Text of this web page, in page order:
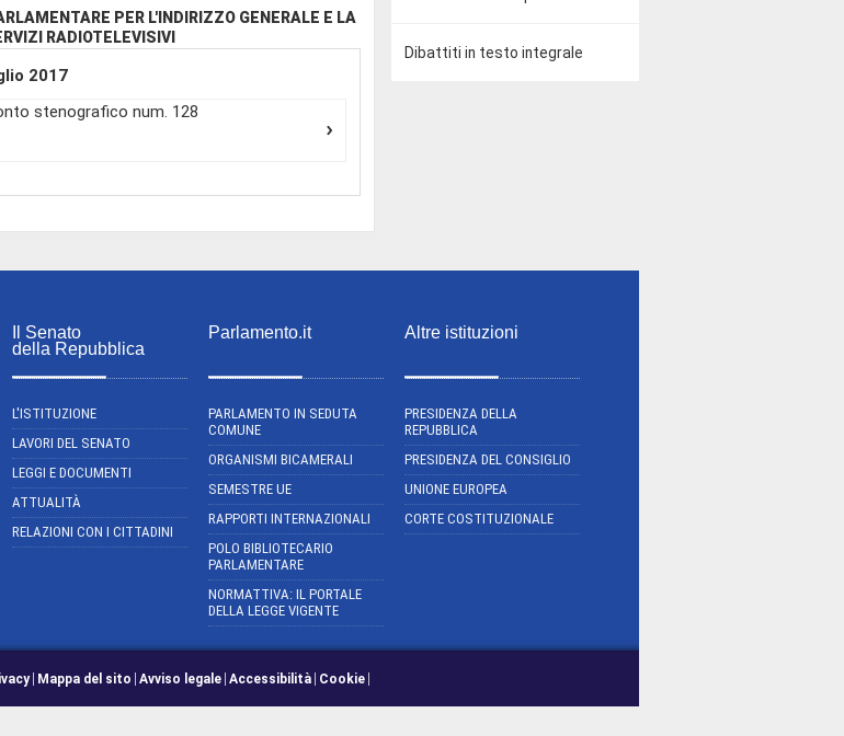
PER L'INDIRIZZO GENERALE E LA
RADIOTELEVISIVI
2017
stenografico num. 128
Dibattiti in testo integrale
Il Senato
della Repubblica
L'ISTITUZIONE
LAVORI DEL SENATO
LEGGI E DOCUMENTI
ATTUALITÀ
RELAZIONI CON I CITTADINI
Parlamento.it
PARLAMENTO IN SEDUTA
COMUNE
ORGANISMI BICAMERALI
SEMESTRE UE
RAPPORTI INTERNAZIONALI
POLO BIBLIOTECARIO
PARLAMENTARE
NORMATTIVA: IL PORTALE
DELLA LEGGE VIGENTE
Altre istituzioni
PRESIDENZA DELLA
REPUBBLICA
PRESIDENZA DEL CONSIGLIO
UNIONE EUROPEA
CORTE COSTITUZIONALE
Mappa del sito Avviso legale Accessibilità Cookie